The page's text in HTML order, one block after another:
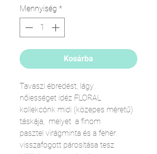
Mennyiség *
Kosárba
Tavaszi ébredést, lágy
nőiességet idéz FLORAL
kollekcónk midi (közepes méretű)
táskája, melyet a finom
pasztel virágminta és a fehér
visszafogott párosítása tesz